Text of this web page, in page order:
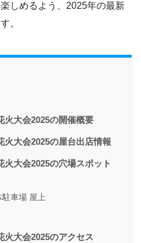
しめるよう、2025年の最新
。
火大会2025の開催概要
火大会2025の屋台出店情報
大会2025の穴場スポット
車場 屋上
火大会2025のアクセス